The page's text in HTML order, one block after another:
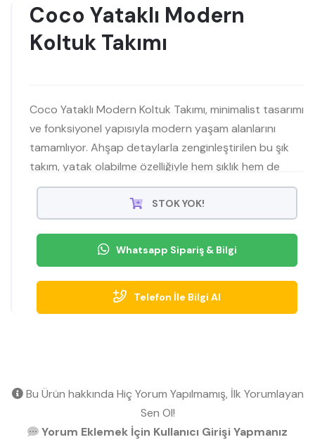
Coco Yataklı Modern
Koltuk Takımı
Coco Yataklı Modern Koltuk Takımı, minimalist tasarımı
ve fonksiyonel yapısıyla modern yaşam alanlarını
tamamlıyor. Ahşap detaylarla zenginleştirilen bu şık
takım, yatak olabilme özelliğiyle hem şıklık hem de
pratiklik sunuyor.
STOK YOK!
Whatsapp Sipariş & Bilgi
Telefon İle Bilgi Al
Bu Ürün hakkında Hiç Yorum Yapılmamış, İlk Yorumlayan
Sen Ol!
Yorum Eklemek İçin Kullanıcı Girişi Yapmanız